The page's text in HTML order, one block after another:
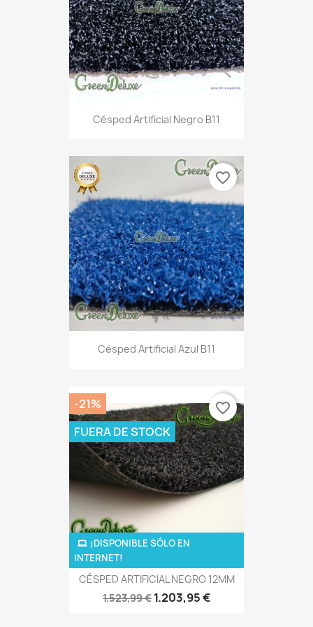
Césped Artificial Negro B11
Césped Artificial Azul B11
favorite_border
CÉSPED ARTIFICIAL NEGRO 12MM
1.523,99 € 1.203,95 €
¡DISPONIBLE SÓLO EN
INTERNET!
-21%
FUERA DE STOCK
favorite_border